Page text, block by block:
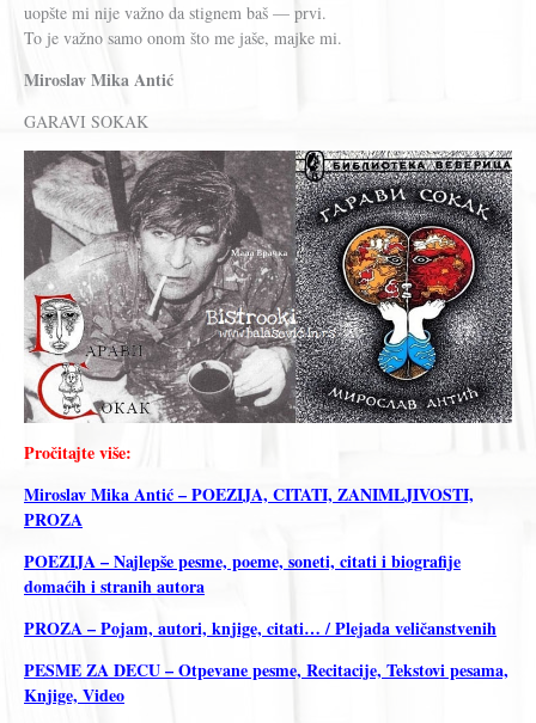
uopšte mi nije važno da stignem baš — prvi.
To je važno samo onom što me jaše, majke mi.
Miroslav Mika Antić
GARAVI SOKAK
Pročitajte više:
Miroslav Mika Antić – POEZIJA, CITATI, ZANIMLJIVOSTI,
PROZA
POEZIJA – Najlepše pesme, poeme, soneti, citati i biografije
domaćih i stranih autora
PROZA – Pojam, autori, knjige, citati… / Plejada veličanstvenih
PESME ZA DECU – Otpevane pesme, Recitacije, Tekstovi pesama,
Knjige, Video